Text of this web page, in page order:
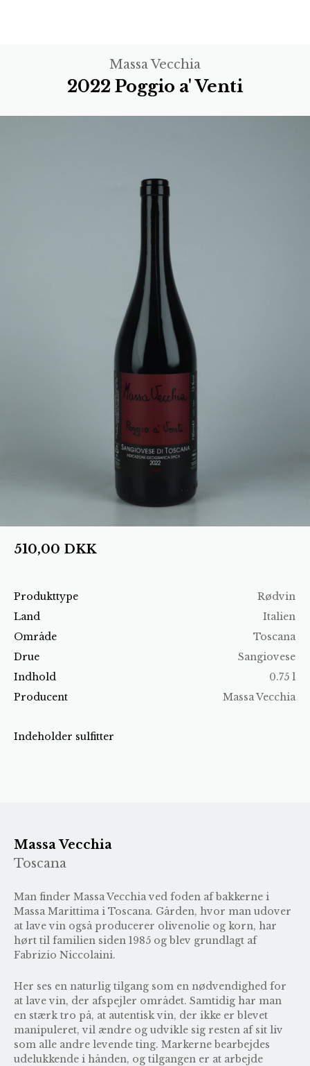
Massa Vecchia
2022 Poggio a' Venti
Produkttype
Rødvin
Land
Italien
Område
Toscana
Drue
Sangiovese
Indhold
0.75 l
Producent
Massa Vecchia
Indeholder sulfitter
510,00 DKK
Massa Vecchia
Toscana
Man finder Massa Vecchia ved foden af bakkerne i
Massa Marittima i Toscana. Gården, hvor man udover
at lave vin også producerer olivenolie og korn, har
hørt til familien siden 1985 og blev grundlagt af
Fabrizio Niccolaini.
Her ses en naturlig tilgang som en nødvendighed for
at lave vin, der afspejler området. Samtidig har man
en stærk tro på, at autentisk vin, der ikke er blevet
manipuleret, vil ændre og udvikle sig resten af sit liv
som alle andre levende ting. Markerne bearbejdes
udelukkende i hånden, og tilgangen er at arbejde